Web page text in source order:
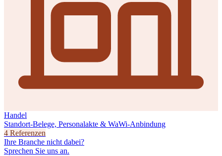
Handel
Standort-Belege, Personalakte & WaWi-Anbindung
4 Referenzen
Ihre Branche nicht dabei?
Sprechen Sie uns an.